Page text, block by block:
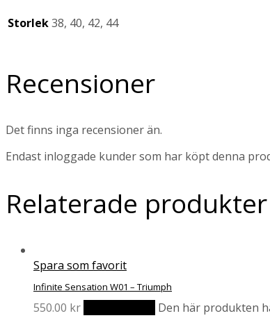
Storlek38, 40, 42, 44
Recensioner
Det finns inga recensioner än.
Endast inloggade kunder som har köpt denna
Relaterade produkter
Spara som favorit
Infinite Sensation W01 – Triumph
550.00 kr Den här produkten